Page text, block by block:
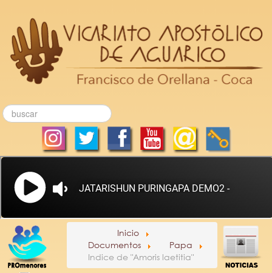
Inicio
Documentos
Papa
Indice de "Amoris laetitia"